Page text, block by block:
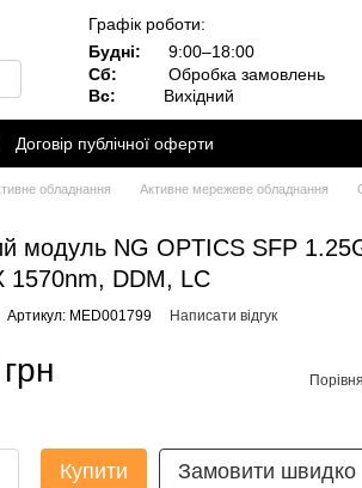
Графік роботи:
Будні:
9:00–18:00
Сб:
Обробка замовлень
Вс:
Вихідний
Договір публічної оферти
обладнання Активне мережеве обладнання
модуль NG OPTICS SFP
1570nm, DDM, LC
Артикул: MED001799 Написати відгук
Купити Замовити швидко